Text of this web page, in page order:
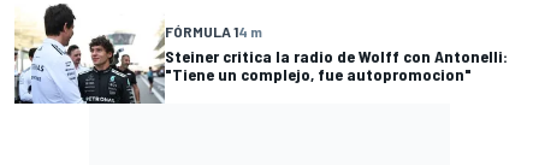
FÓRMULA 14 m
Steiner critica la radio de Wolff con Antonelli:
"Tiene un complejo, fue autopromocion"